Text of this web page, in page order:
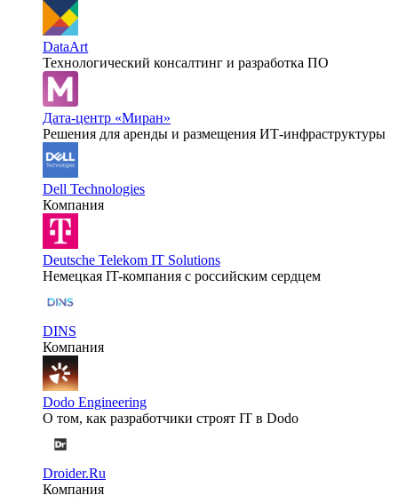
DataArt
Технологический консалтинг и разработка ПО
Дата-центр «Миран»
Решения для аренды и размещения ИТ-инфраструктуры
Dell Technologies
Компания
Deutsche Telekom IT Solutions
Немецкая IT-компания с российским сердцем
DINS
Компания
Dodo Engineering
О том, как разработчики строят IT в Dodo
Droider.Ru
Компания